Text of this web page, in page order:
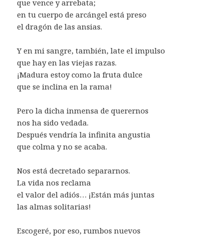
que vence y arrebata;
en tu cuerpo de arcángel está preso
el dragón de las ansias.
Y en mi sangre, también, late el impulso
que hay en las viejas razas.
¡Madura estoy como la fruta dulce
que se inclina en la rama!
Pero la dicha inmensa de querernos
nos ha sido vedada.
Después vendría la infinita angustia
que colma y no se acaba.
Nos está decretado separarnos.
La vida nos reclama
el valor del adiós… ¡Están más juntas
las almas solitarias!
Escogeré, por eso, rumbos nuevos